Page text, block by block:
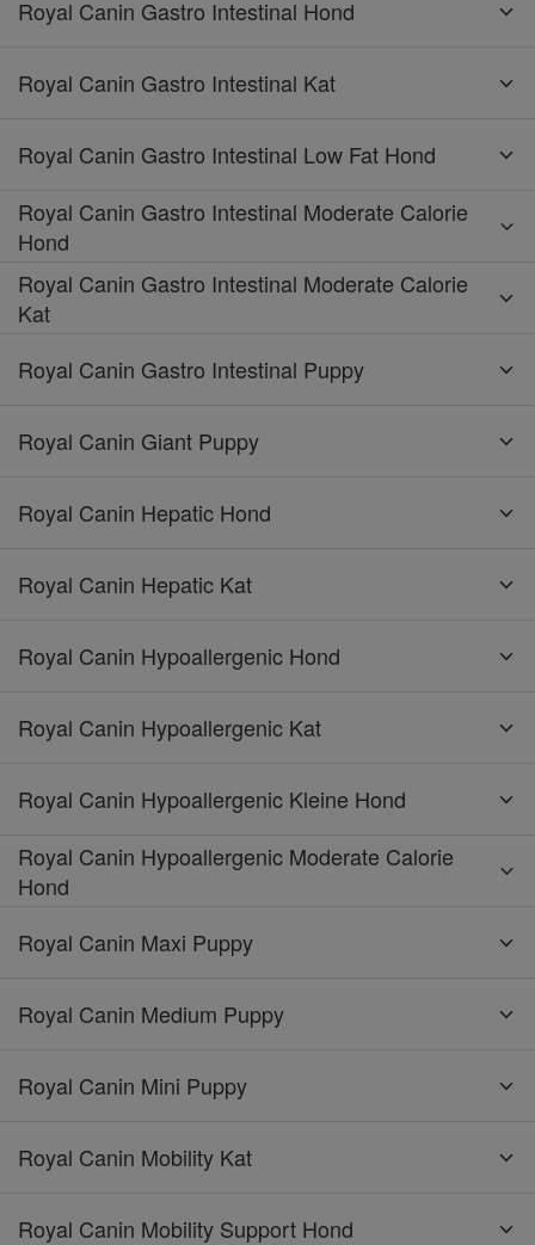
Royal Canin Gastro Intestinal Hond
Royal Canin Gastro Intestinal Kat
Royal Canin Gastro Intestinal Low Fat Hond
Royal Canin Gastro Intestinal Moderate Calorie
Hond
Royal Canin Gastro Intestinal Moderate Calorie
Kat
Royal Canin Gastro Intestinal Puppy
Royal Canin Giant Puppy
Royal Canin Hepatic Hond
Royal Canin Hepatic Kat
Royal Canin Hypoallergenic Hond
Royal Canin Hypoallergenic Kat
Royal Canin Hypoallergenic Kleine Hond
Royal Canin Hypoallergenic Moderate Calorie
Hond
Royal Canin Maxi Puppy
Royal Canin Medium Puppy
Royal Canin Mini Puppy
Royal Canin Mobility Kat
Royal Canin Mobility Support Hond